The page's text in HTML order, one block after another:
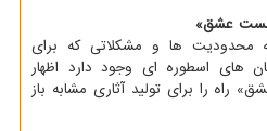
عشق»
محدودیت ها و مشکلاتی که برای
های اسطوره ای وجود دارد اظهار
راه را برای تولید آثاری مشابه باز